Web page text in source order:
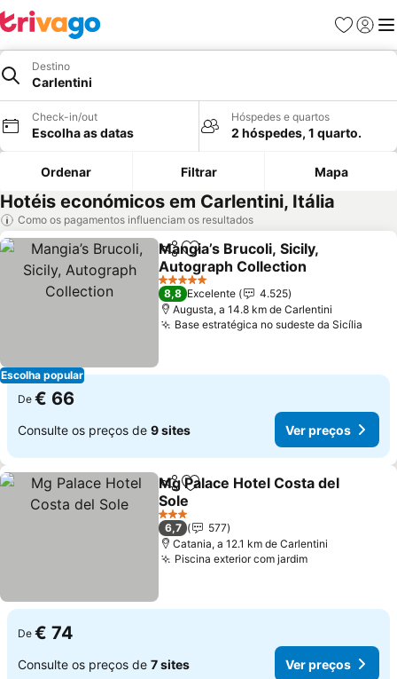
Favoritos
Iniciar
Destino
Carlentini
Check-in/out
Escolha as datas
Hóspedes e quartos
2 hóspedes, 1 quarto.
Ordenar Filtrar Mapa
Hotéis económicos em Carlentini, Itália
Como os pagamentos influenciam os resultados
Escolha popular
PartilharAdicionar aos favoritos
Mangia’s Brucoli, Sicily,
Autograph Collection
5 Estrelas
8,8 Excelente
4.525
Augusta, a 14.8 km de Carlentini
Base estratégica no sudeste da Sicília
De € 66
Consulte os preços de 9 sites Ver preços
PartilharAdicionar aos favoritos
Mg Palace Hotel Costa del
Sole
3 Estrelas
6,7
577
Catania, a 12.1 km de Carlentini
Piscina exterior com jardim
De € 74
Consulte os preços de 7 sites Ver preços